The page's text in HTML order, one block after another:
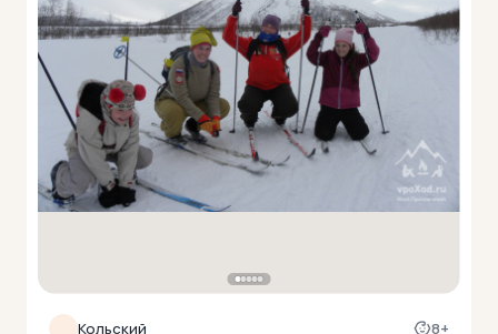
Кольский 8+